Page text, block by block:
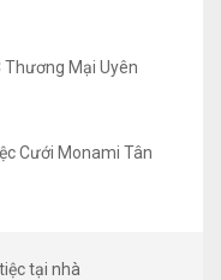
Thương Mại Uyên
Cưới Monami Tân
tiệc tại nhà